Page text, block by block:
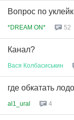
Вопрос по
*DREAM ON* 52
Канал?
Вася Колбасиськин
где обкатать
al1_ural 4